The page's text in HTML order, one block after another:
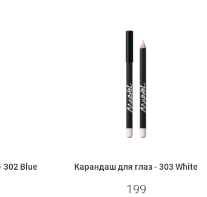
302 Blue Карандаш для глаз - 303 White
199